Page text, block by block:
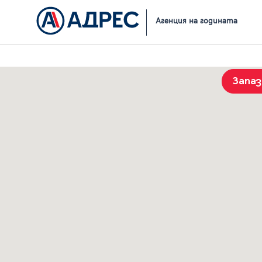
Агенция на годината
Начало Резултати от търсене